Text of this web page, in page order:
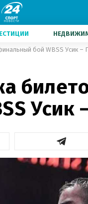
бой WBSS Усик –
Усик